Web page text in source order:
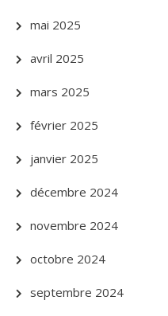
mai 2025
avril 2025
mars 2025
février 2025
janvier 2025
décembre 2024
novembre 2024
octobre 2024
septembre 2024